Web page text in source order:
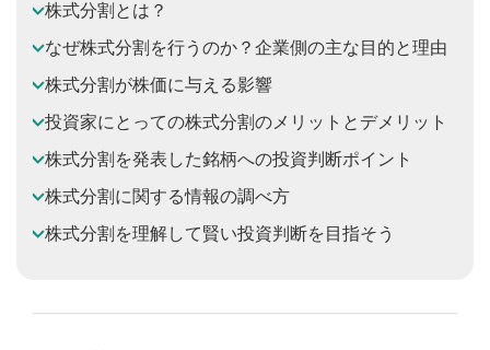
株式分割とは？
なぜ株式分割を行うのか？企業側の主な目的と理由
株式分割が株価に与える影響
投資家にとっての株式分割のメリットとデメリット
株式分割を発表した銘柄への投資判断ポイント
株式分割に関する情報の調べ方
株式分割を理解して賢い投資判断を目指そう